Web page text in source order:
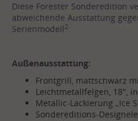
Diese Forester Sonderedition
abweichende Ausstattung
Serienmodell2:
Außenausstattung:
Frontgrill, mattschwarz
Leichtmetallfelgen, 18",
Metallic-Lackierung „Ice
Sondereditions-